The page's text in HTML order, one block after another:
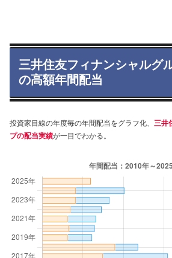
三井住友フィナンシャルグ
の高額年間配当
投資家目線の年度毎の年間配当をグラフ化、 三井
プの配当実績が一目でわかる。